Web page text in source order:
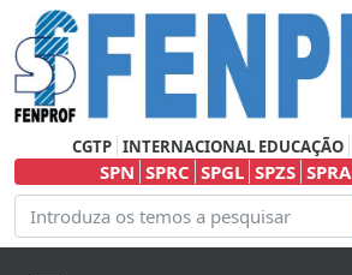
CGTP INTERNACIONAL EDUCAÇÃO
SPN SPRC SPGL SPZS SPRA